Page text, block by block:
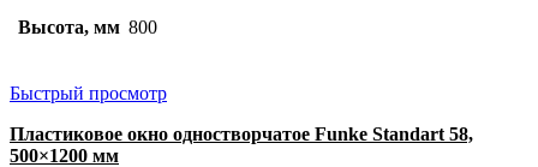
Высота, мм 800
Быстрый просмотр
Пластиковое окно одностворчатое Funke Standart 58,
500×1200 мм